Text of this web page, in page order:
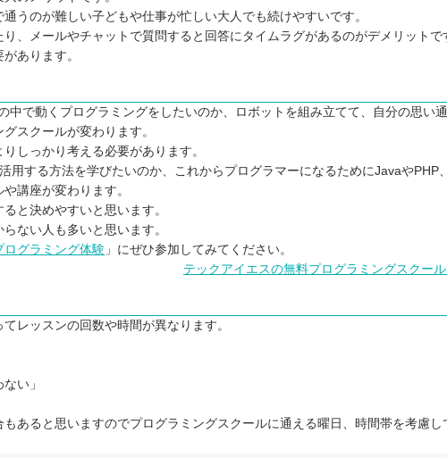
うのが難しい子どもや仕事が忙しい大人でも続けやすいです。
、メールやチャットで質問すると回答にタイムラグがあるのがデメリットで
あります。
で動くプログラミングをしたいのか、ロボットを組み立てて、自分の思い
スクールが変わります。
しっかり考える必要があります。
用する方法を学びたいのか、これからプログラマーになるためにJavaやPHP
講座が変わります。
と決めやすいと思います。
ない人も多いと思います。
ログラミング体験 」にぜひ参加してみてください。
テックアイエスの無料プログラミングスクー
レッスンの回数や時間が異なります。
い」
あると思いますのでプログラミングスクールに通える曜日、時間帯を考慮し